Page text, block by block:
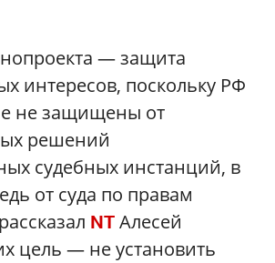
— защита
интересов, поскольку РФ
не защищены от
решений
судебных инстанций, в
от суда по правам
NTАлесей
цель — не установить